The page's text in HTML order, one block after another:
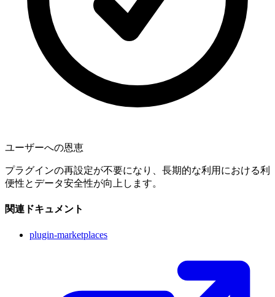
ユーザーへの恩恵
プラグインの再設定が不要になり、長期的な利用における利
便性とデータ安全性が向上します。
関連ドキュメント
plugin-marketplaces